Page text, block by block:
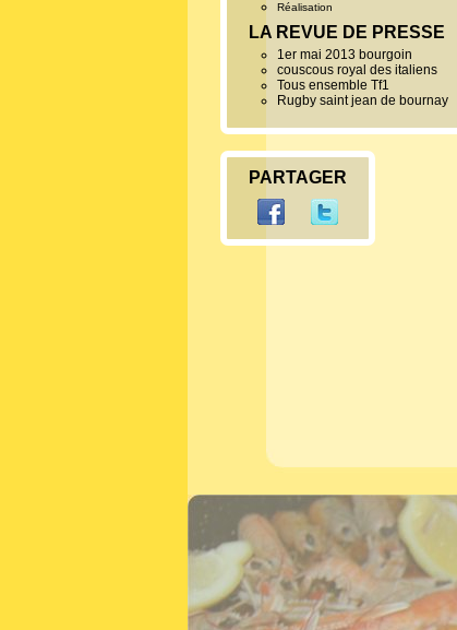
Réalisation
LA REVUE DE PRESSE
1er mai 2013 bourgoin
couscous royal des italiens
Tous ensemble Tf1
Rugby saint jean de bournay
PARTAGER